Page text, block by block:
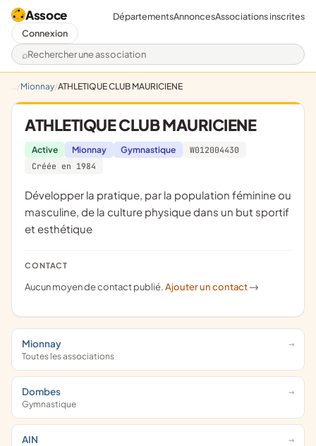
Assoce
Rechercher une association
DépartementsAnnoncesAssociations inscrites
Connexion
Mionnay ATHLETIQUE CLUB MAURICIENE
ATHLETIQUE CLUB MAURICIENE
Active Mionnay Gymnastique
W012004430
Créée en 1984
développer la pratique, par la population féminine ou
masculine, de la culture physique dans un but sportif
et esthétique
CONTACT
Aucun moyen de contact publié.Ajouter un contact ->
Mionnay
Toutes les associations
Dombes
Gymnastique
AIN